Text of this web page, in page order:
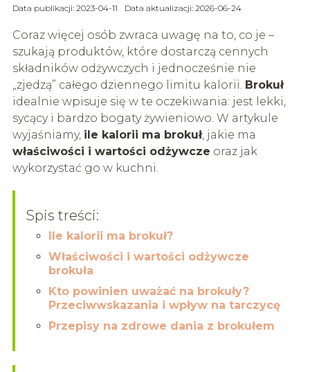
Data publikacji: 2023-04-11 Data aktualizacji: 2026-06-24
Coraz więcej osób zwraca uwagę na to, co je –
szukają produktów, które dostarczą cennych
składników odżywczych i jednocześnie nie
„zjedzą” całego dziennego limitu kalorii. Brokuł
idealnie wpisuje się w te oczekiwania: jest lekki,
sycący i bardzo bogaty żywieniowo. W artykule
wyjaśniamy, ile kalorii ma brokuł, jakie ma
właściwości i wartości odżywcze oraz jak
wykorzystać go w kuchni.
Spis treści:
Ile kalorii ma brokuł?
Właściwości i wartości odżywcze
brokuła
Kto powinien uważać na brokuły?
Przeciwwskazania i wpływ na tarczycę
Przepisy na zdrowe dania z brokułem